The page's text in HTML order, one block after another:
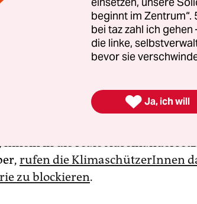
Dokumentation zu sehen war.
Am Boden bleiben hat sich der
Schon in ihrer ersten
bei nächtlichen
sie hätten die Fertigstellung des
hinein in die reale
rufen die KlimaschützerInnen
zu blockieren.
beginnt im Zentrum“.
bei taz zahl ich
die linke,
bevor sie
 Ja, ich will